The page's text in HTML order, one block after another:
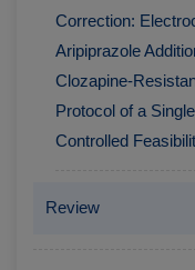
Correction:
Aripiprazole
Clozapine-
Protocol of a
Controlled
Review